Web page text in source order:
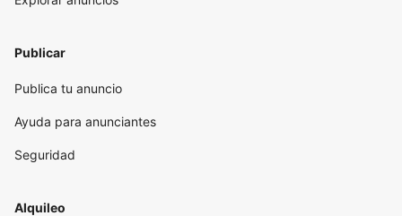
Publicar
Publica tu anuncio
Ayuda para anunciantes
Seguridad
Alquileo